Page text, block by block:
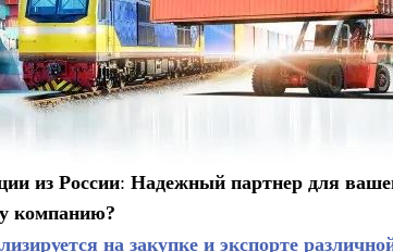
из России: Надежный партнер для
компанию?
на закупке и экспорте